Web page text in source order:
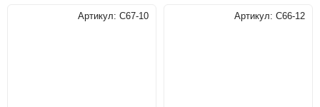
Артикул: C67-10 Артикул: C66-12